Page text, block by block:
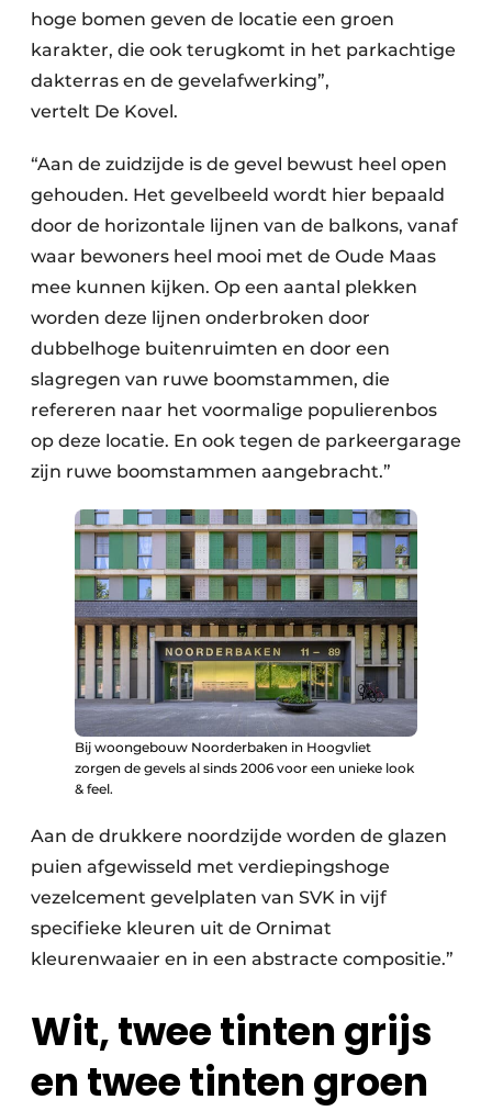
hoge bomen geven de locatie een groen
karakter, die ook terugkomt in het parkachtige
dakterras en de gevelafwerking”,
vertelt De Kovel.
“Aan de zuidzijde is de gevel bewust heel open
gehouden. Het gevelbeeld wordt hier bepaald
door de horizontale lijnen van de balkons, vanaf
waar bewoners heel mooi met de Oude Maas
mee kunnen kijken. Op een aantal plekken
worden deze lijnen onderbroken door
dubbelhoge buitenruimten en door een
slagregen van ruwe boomstammen, die
refereren naar het voormalige populierenbos
op deze locatie. En ook tegen de parkeergarage
zijn ruwe boomstammen aangebracht.”
Bij woongebouw Noorderbaken in Hoogvliet
zorgen de gevels al sinds 2006 voor een unieke look
& feel.
Aan de drukkere noordzijde worden de glazen
puien afgewisseld met verdiepingshoge
vezelcement gevelplaten van SVK in vijf
specifieke kleuren uit de Ornimat
kleurenwaaier en in een abstracte compositie.”
Wit, twee tinten grijs
en twee tinten groen